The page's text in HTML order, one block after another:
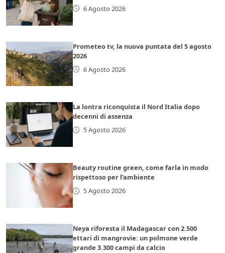
6 Agosto 2026
Prometeo tv, la nuova puntata del 5 agosto
2026
6 Agosto 2026
La lontra riconquista il Nord Italia dopo
decenni di assenza
5 Agosto 2026
Beauty routine green, come farla in modo
rispettoso per l’ambiente
5 Agosto 2026
Neya riforesta il Madagascar con 2.500
ettari di mangrovie: un polmone verde
grande 3.300 campi da calcio